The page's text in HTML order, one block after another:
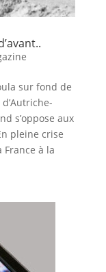
sur fond de
s’oppose aux
pleine crise
France à la